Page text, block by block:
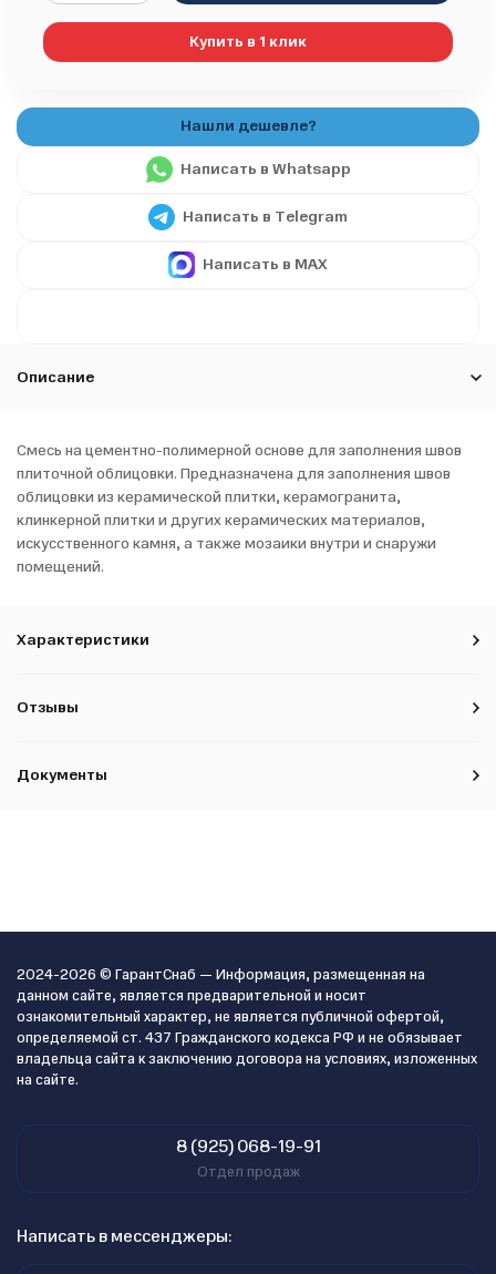
Купить в 1 клик
Написать в Whatsapp
Написать в Telegram
Написать в MAX
Описание
Смесь на цементно-полимерной основе для заполнения швов
плиточной облицовки. Предназначена для заполнения швов
облицовки из керамической плитки, керамогранита,
клинкерной плитки и других керамических материалов,
искусственного камня, а также мозаики внутри и снаружи
помещений.
Характеристики
Отзывы
Документы
2024-2026 © ГарантСнаб — Информация, размещенная на
данном сайте, является предварительной и носит
ознакомительный характер, не является публичной офертой,
определяемой ст. 437 Гражданского кодекса РФ и не обязывает
владельца сайта к заключению договора на условиях, изложенных
на сайте.
8 (925) 068-19-91
Отдел продаж
Написать в мессенджеры: